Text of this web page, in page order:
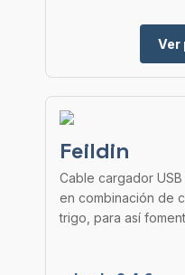
Ver
Feildin
Cable cargador
en combinación de
trigo, para así